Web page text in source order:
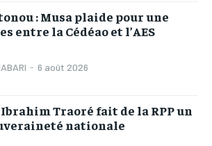
: Musa plaide pour une
entre la Cédéao et l’AES
- 6 août 2026
Traoré fait de la RPP un
nationale